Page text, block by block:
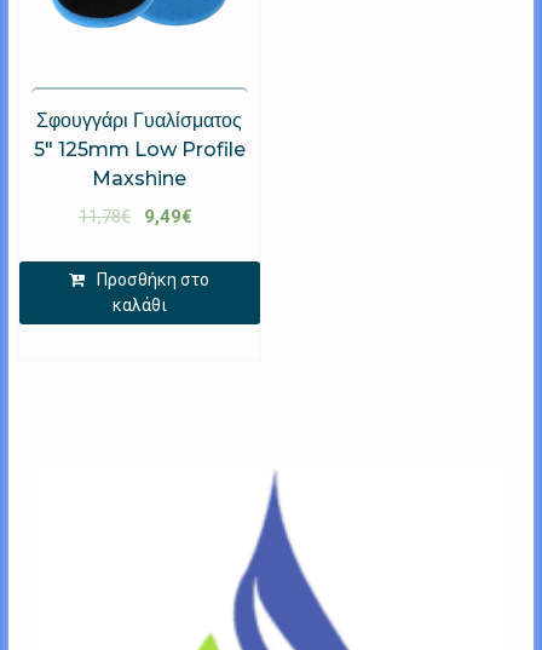
Σφουγγάρι Γυαλίσματος
5″ 125mm Low Profile
Maxshine
11,78€ 9,49€
Προσθήκη στο
καλάθι